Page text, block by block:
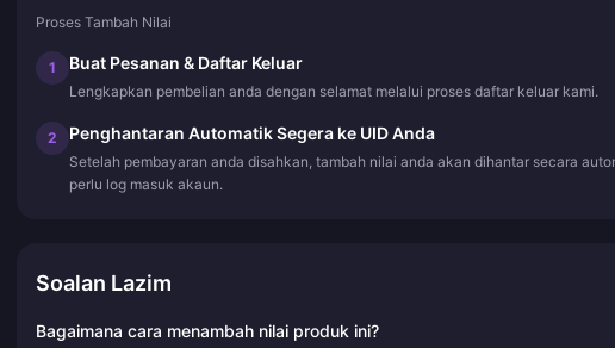
Proses Tambah Nilai
1 Buat Pesanan & Daftar Keluar
Lengkapkan pembelian anda dengan selamat melalui proses daftar keluar kami.
2 Penghantaran Automatik Segera ke UID Anda
Setelah pembayaran anda disahkan, tambah nilai anda akan dihantar secara
perlu log masuk akaun.
Soalan Lazim
Bagaimana cara menambah nilai produk ini?